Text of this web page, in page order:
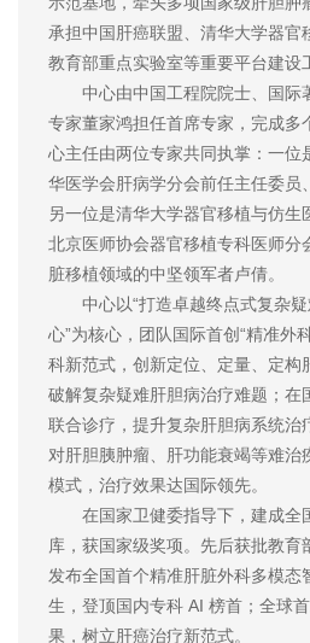
承担中国肝癌联盟、清华大学器官
教育部重点实验室等重要平台建设
中心由中国工程院院士、国际
专家董家鸿担任首席专家，完成多
心主任由两位专家共同执掌：一位
华医学会肝病学分会前任主任委员
另一位是清华大学器官移植与仿生
北京医师协会器官移植专科医师分
脏移植领域的中坚领军者卢倩。
中心以“打造卓越终点式复杂
心”为核心，团队国际首创“精准外
科新范式，创新定位、定量、定构
破解复杂疑难肝胆病治疗难题；在
联合诊疗，提升复杂肝胆病系统治
对肝胆胰肿瘤、肝功能衰竭等难治
模式，治疗效果达国际领先。
在国家卫健委指导下，建成全
库，获国家级奖项。先后获批教育
发布全国首个精准肝脏外科多模态
生，登顶国内专科 AI 榜首；全球
果，树立肝癌治疗新范式。